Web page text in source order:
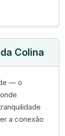
Colina
— o
a conexão